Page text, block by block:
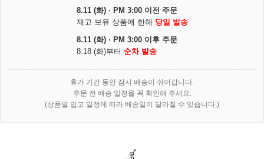
8.11 (화) · PM 3:00 이전 주문
재고 보유 상품에 한해 당일 발송
8.11 (화) · PM 3:00 이후 주문
8.18 (화)부터 순차 발송
휴가 기간 동안 잠시 배송이 쉬어갑니다.
주문 전 배송 일정을 꼭 확인해 주세요.
(상품별 입고 일정에 따라 배송일이 달라질 수 있습니다.)